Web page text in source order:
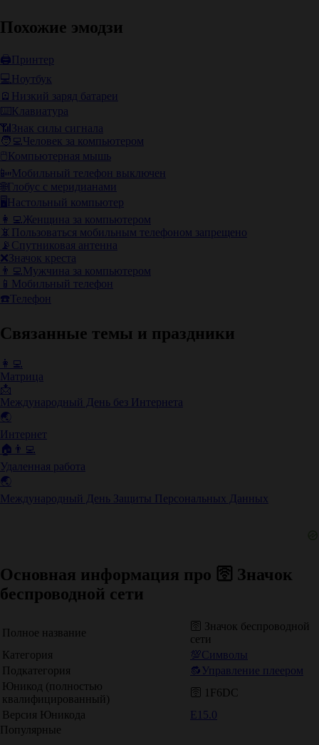
Похожие эмодзи
🖨️Принтер
💻 Ноутбук
🪫 Низкий заряд батареи
⌨️Клавиатура
📶 Знак силы сигнала
🧑‍💻Человек за компьютером
🖱️Компьютерная мышь
📴Мобильный телефон выключен
🌐Глобус с меридианами
🖥️Настольный компьютер
👩‍💻Женщина за компьютером
📵 Пользоваться мобильным телефоном запрещено
📡 Спутниковая антенна
❌Значок креста
👨‍💻Мужчина за компьютером
📱 Мобильный телефон
☎️ Телефон
Связанные темы и праздники
👩‍💻
Матрица
📩
Международный День без Интернета
🌏
Интернет
🏠👨‍💻
Удаленная работа
🌏
Международный День Защиты Персональных Данных
Основная информация про 🛜 Значок
беспроводной сети
Полное название
🛜 Значок беспроводной
сети
Категория
💯Символы
Подкатегория
🔂Управление плеером
Юникод (полностью
квалифицированный)
🛜 1F6DC
Версия Юникода
E15.0
Популярные